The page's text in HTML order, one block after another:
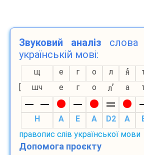
Звуковий аналіз слова
українській мові:
щ е г о л я
[
шч е г о л’ а
H
A E A D2 A
правопис слів української мови
Допомога проєкту